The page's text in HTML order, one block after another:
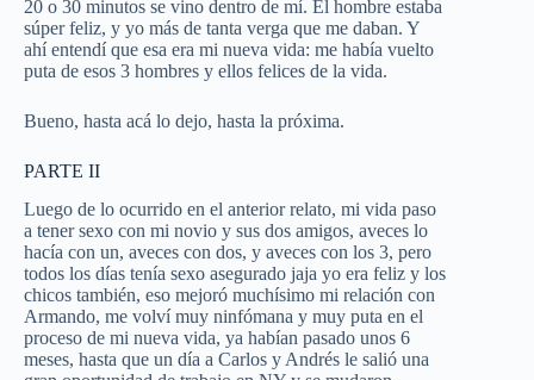
20 o 30 minutos se vino dentro de mí. El hombre estaba
súper feliz, y yo más de tanta verga que me daban. Y
ahí entendí que esa era mi nueva vida: me había vuelto
puta de esos 3 hombres y ellos felices de la vida.
Bueno, hasta acá lo dejo, hasta la próxima.
PARTE II
Luego de lo ocurrido en el anterior relato, mi vida paso
a tener sexo con mi novio y sus dos amigos, aveces lo
hacía con un, aveces con dos, y aveces con los 3, pero
todos los días tenía sexo asegurado jaja yo era feliz y los
chicos también, eso mejoró muchísimo mi relación con
Armando, me volví muy ninfómana y muy puta en el
proceso de mi nueva vida, ya habían pasado unos 6
meses, hasta que un día a Carlos y Andrés le salió una